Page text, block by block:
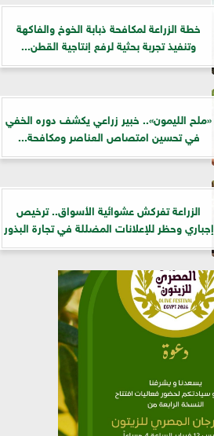
خطة الزراعة لمكافحة ذبابة الخوخ والفاكهة
وتنفيذ تجربة بحثية لرفع إنتاجية القطن...
«ملح الليمون».. خبير زراعي يكشف دوره الخفي
في تحسين امتصاص العناصر ومكافحة...
الزراعة تفركش عشوائية الأسواق.. ترخيص
إجباري وحظر للإعلانات المضللة في تجارة البذور